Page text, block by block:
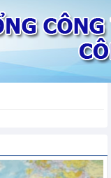
các
trì
co
trình lịch sử
hơn 132
năm